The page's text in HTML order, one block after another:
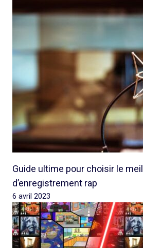
Guide ultime pour choisir le
d’enregistrement rap
6 avril 2023